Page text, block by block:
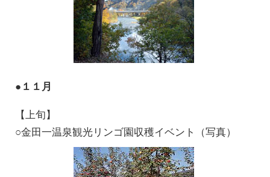
●１１月
【上旬】
○金田一温泉観光リンゴ園収穫イベント（写真）